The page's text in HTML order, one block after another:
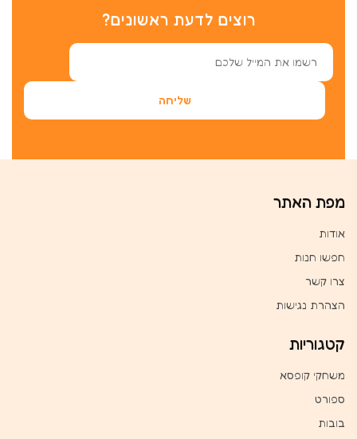
רוצים לדעת ראשונים?
מפת האתר
אודות
חפשו חנות
צרו קשר
הצהרת נגישות
קטגוריות
משחקי קופסא
ספורט
בובות